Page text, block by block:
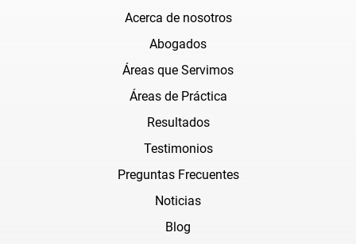
Acerca de nosotros
Abogados
Áreas que Servimos
Áreas de Práctica
Resultados
Testimonios
Preguntas Frecuentes
Noticias
Blog